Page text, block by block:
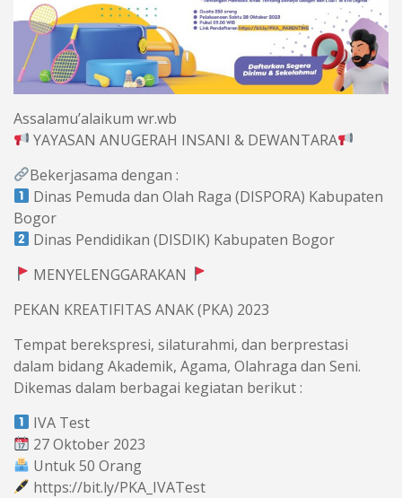
Assalamu’alaikum wr.wb
YAYASAN ANUGERAH INSANI & DEWANTARA
Bekerjasama dengan :
Dinas Pemuda dan Olah Raga (DISPORA) Kabupaten
Bogor
Dinas Pendidikan (DISDIK) Kabupaten Bogor
MENYELENGGARAKAN
PEKAN KREATIFITAS ANAK (PKA) 2023
Tempat berekspresi, silaturahmi, dan berprestasi
dalam bidang Akademik, Agama, Olahraga dan Seni.
Dikemas dalam berbagai kegiatan berikut :
IVA Test
27 Oktober 2023
Untuk 50 Orang
https://bit.ly/PKA_IVATest